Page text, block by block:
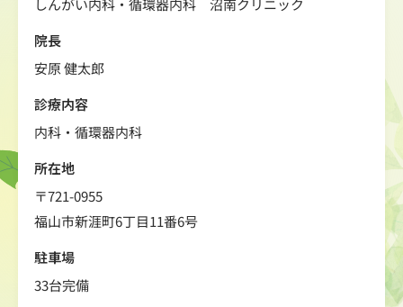
しんがい内科・循環器内科 沼南クリニック
院長
安原 健太郎
診療内容
内科・循環器内科
所在地
〒721-0955
福山市新涯町6丁目11番6号
駐車場
33台完備